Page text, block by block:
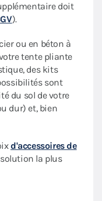
doit
).
ou en béton à
tente pliante
des kits
sont
du sol de votre
dur) et, bien
d'accessoires de
la plus